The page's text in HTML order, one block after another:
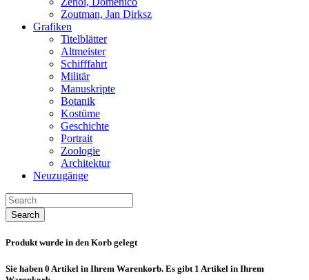
Zoutman, Jan Dirksz
Grafiken
Titelblätter
Altmeister
Schifffahrt
Militär
Manuskripte
Botanik
Kostüme
Geschichte
Portrait
Zoologie
Architektur
Neuzugänge
Search
Produkt wurde in den Korb gelegt
Sie haben 0 Artikel in Ihrem Warenkorb. Es gibt 1 Artikel in Ihrem